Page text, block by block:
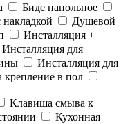
Биде напольное
Душевой
Инсталляция +
Инсталляция для
Инсталляция для
крепление в пол
Клавиша смыва к
Кухонная